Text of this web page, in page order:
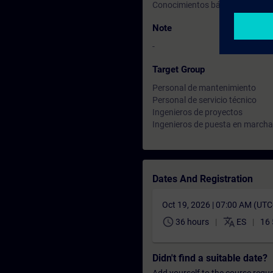
Conocimientos básicos de
Note
-
Target Group
Personal de mantenimiento
Personal de servicio técnico
Ingenieros de proyectos
Ingenieros de puesta en marcha
Dates And Registration
Oct 19, 2026 | 07:00 AM
schedule 36 hours translate ES 16
Didn't find a suitable date?